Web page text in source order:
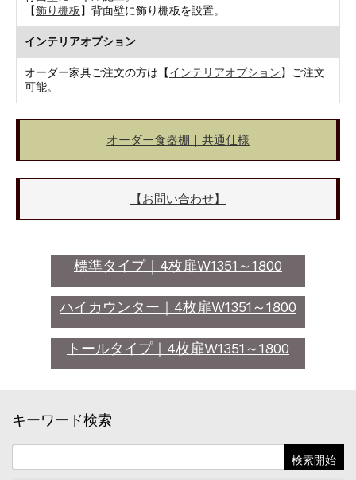
【飾り棚板 】背面壁に飾り棚板を設置。
インテリアオプション
オーダー家具ご注文の方は【インテリアオプション】ご注文
可能。
オーダー食器棚｜共通仕様
【お問い合わせ】
標準タイプ｜4枚扉W1351～1800
ハイカウンター｜4枚扉W1351～1800
トールタイプ｜4枚扉W1351～1800
キーワード検索